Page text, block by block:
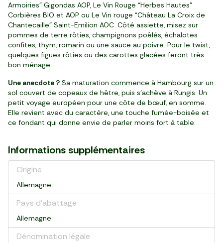
Armoiries” Gigondas AOP, Le Vin Rouge “Herbes Hautes”
Corbières BIO et AOP ou Le Vin rouge “Château La Croix de
Chantecaille” Saint-Emilion AOC. Côté assiette, misez sur
pommes de terre rôties, champignons poêlés, échalotes
confites, thym, romarin ou une sauce au poivre. Pour le twist,
quelques figues rôties ou des carottes glacées feront très
bon ménage.
Une anecdote ? Sa maturation commence à Hambourg sur un
sol couvert de copeaux de hêtre, puis s’achève à Rungis. Un
petit voyage européen pour une côte de bœuf, en somme.
Elle revient avec du caractère, une touche fumée-boisée et
ce fondant qui donne envie de parler moins fort à table.
Informations supplémentaires
Origine
Allemagne
Pays d’abattage
Allemagne
Dénomination légale